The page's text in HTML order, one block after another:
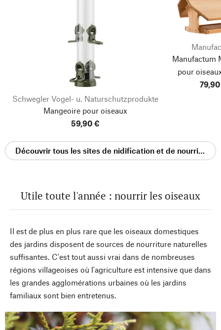
Schwegler Vogel- u. Naturschutzprodukte
Mangeoire pour oiseaux
59,90 €
Manufactum
pour
Découvrir tous les sites de nidification et de nourrissage
Utile toute l'année : nourrir les oiseaux
Il est de plus en plus rare que les oiseaux domestiques
des jardins disposent de sources de nourriture naturelles
suffisantes. C'est tout aussi vrai dans de nombreuses
régions villageoises où l'agriculture est intensive que dans
les grandes agglomérations urbaines où les jardins
familiaux sont bien entretenus.